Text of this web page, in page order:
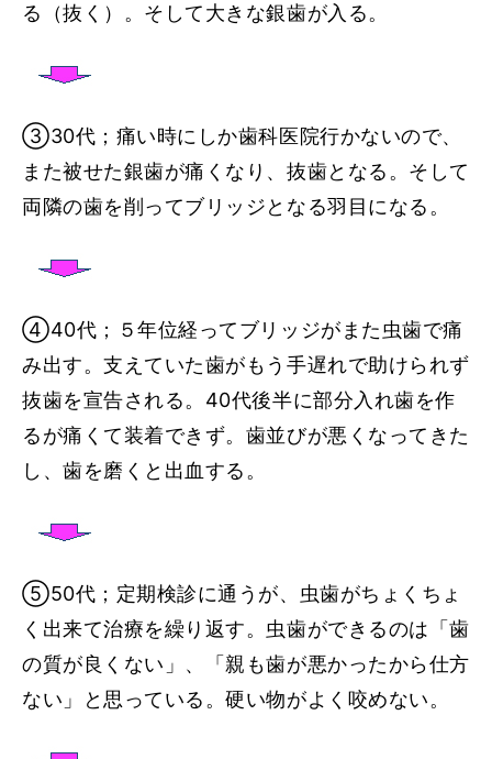
る（抜く）。そして大きな銀歯が入る。
③30代；痛い時にしか歯科医院行かないので、
また被せた銀歯が痛くなり、抜歯となる。そして
両隣の歯を削ってブリッジとなる羽目になる。
④40代；５年位経ってブリッジがまた虫歯で痛
み出す。支えていた歯がもう手遅れで助けられず
抜歯を宣告される。40代後半に部分入れ歯を作
るが痛くて装着できず。歯並びが悪くなってきた
し、歯を磨くと出血する。
➄50代；定期検診に通うが、虫歯がちょくちょ
く出来て治療を繰り返す。虫歯ができるのは「歯
の質が良くない」、「親も歯が悪かったから仕方
ない」と思っている。硬い物がよく咬めない。